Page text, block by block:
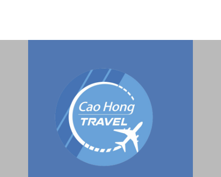
錄等，做為我們增進網站服務的參考依據，此記錄為內部應
分析，分析結果之統計數據或說明文字呈現，除供內部研究
外，我們會視需要公佈統計數據及說明文字，但不涉及特定個
除非取得您的同意或其他法令之特別規定，本網站絕不會將您
的個人資料揭露予第三人或使用於蒐集目的以外之其他用途。
在您於本網站註冊帳號、使用本網站相關產品、服務、活動或
贈獎時，本網站會收集您的個人識別資料，本網站也可以從商
業夥伴處取得個人資料。
當客戶在本網站註冊時，我們會取得您的姓名、電話、住址、
身份證字號、電子郵件、出生日期、性別、行業等相關資料，
當您註冊成功，並登入使用我們的服務後，我們即取得您的資